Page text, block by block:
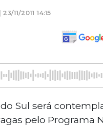
11/2011 14:15
Sul será
pelo Programa